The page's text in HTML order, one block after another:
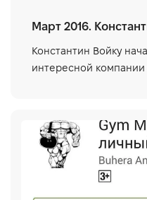
Март 2016.
Константин Войку
интересной компании